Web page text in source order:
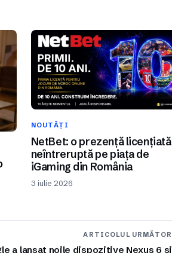
NOUTĂȚI
NetBet: o prezență licențiată
neîntreruptă pe piața de
iGaming din România
3 iulie 2026
ARTICOLUL URMĂTOR
a lansat noile dispozitive Nexus 6 si